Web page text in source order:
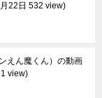
22日 532 view
えん魔くん）の動画
view